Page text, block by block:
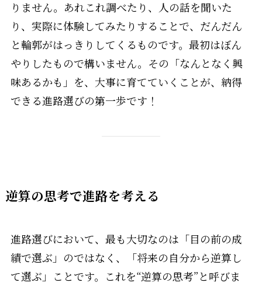
りません。あれこれ調べたり、人の話を聞いた
り、実際に体験してみたりすることで、だんだん
と輪郭がはっきりしてくるものです。最初はぼん
やりしたもので構いません。その「なんとなく興
味あるかも」を、大事に育てていくことが、納得
できる進路選びの第一歩です！
逆算の思考で進路を考える
進路選びにおいて、最も大切なのは「目の前の成
績で選ぶ」のではなく、「将来の自分から逆算し
て選ぶ」ことです。これを“逆算の思考”と呼びま